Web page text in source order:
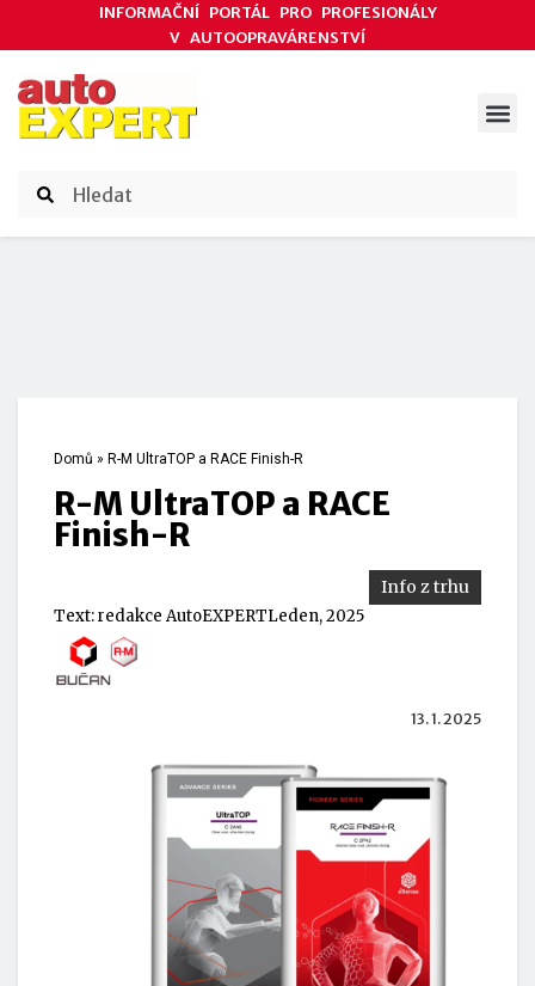
INFORMAČNÍ PORTÁL PRO PROFESIONÁLY
V AUTOOPRAVÁRENSTVÍ
Domů » R-M UltraTOP a RACE Finish-R
R-M UltraTOP a RACE
Finish-R
Info z trhu
Text:redakce AutoEXPERTLeden, 2025
13. 1. 2025